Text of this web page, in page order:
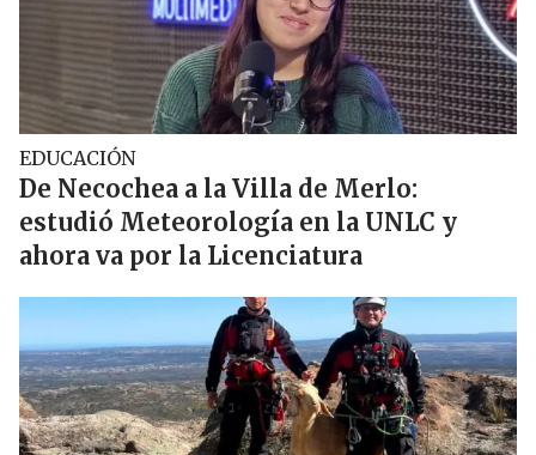
EDUCACIÓN
De Necochea a la Villa de Merlo:
estudió Meteorología en la UNLC y
ahora va por la Licenciatura